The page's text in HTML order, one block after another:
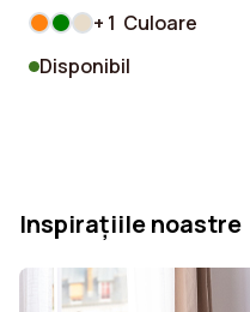
+ 1 Culoare
Disponibil
Inspirațiile noastre